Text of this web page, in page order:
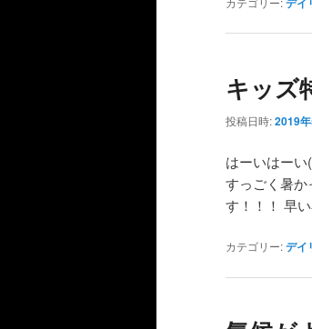
キッズ
投稿日時:2019
はーいはー
すっごく暑か
す！！！ 早
カテゴリー:デイ